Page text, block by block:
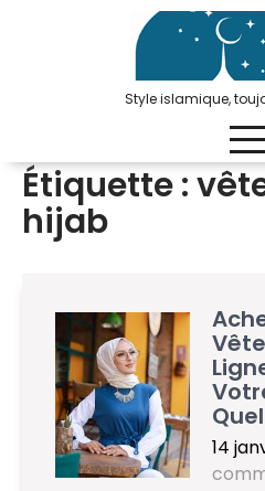
Style islamique,
Étiquette :
hijab
14